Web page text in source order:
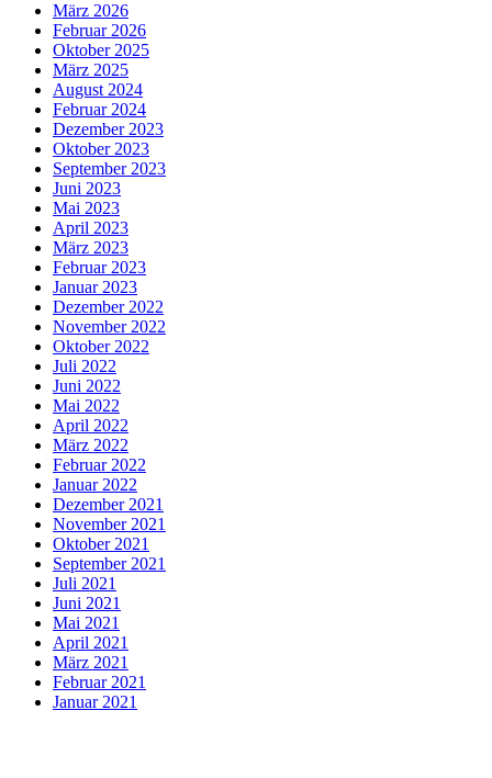
März 2026
Februar 2026
Oktober 2025
März 2025
August 2024
Februar 2024
Dezember 2023
Oktober 2023
September 2023
Juni 2023
Mai 2023
April 2023
März 2023
Februar 2023
Januar 2023
Dezember 2022
November 2022
Oktober 2022
Juli 2022
Juni 2022
Mai 2022
April 2022
März 2022
Februar 2022
Januar 2022
Dezember 2021
November 2021
Oktober 2021
September 2021
Juli 2021
Juni 2021
Mai 2021
April 2021
März 2021
Februar 2021
Januar 2021